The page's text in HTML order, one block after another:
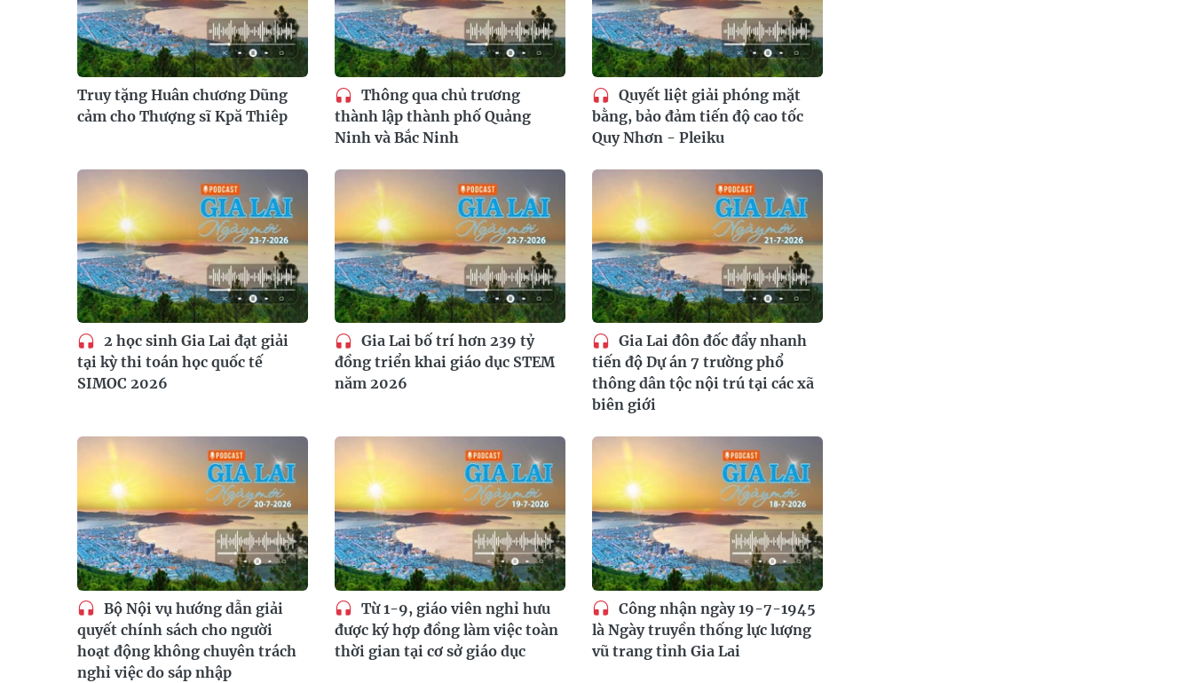
Truy tặng Huân chương Dũng
cảm cho Thượng sĩ Kpă Thiêp
Thông qua chủ trương
thành lập thành phố Quảng
Ninh và Bắc Ninh
Quyết liệt giải phóng mặt
bằng, bảo đảm tiến độ cao tốc
Quy Nhơn - Pleiku
2 học sinh Gia Lai đạt giải
tại kỳ thi toán học quốc tế
SIMOC 2026
Gia Lai bố trí hơn 239 tỷ
đồng triển khai giáo dục STEM
năm 2026
Gia Lai đôn đốc đẩy nhanh
tiến độ Dự án 7 trường phổ
thông dân tộc nội trú tại các xã
biên giới
Bộ Nội vụ hướng dẫn giải
quyết chính sách cho người
hoạt động không chuyên trách
nghỉ việc do sáp nhập
Từ 1-9, giáo viên nghỉ hưu
được ký hợp đồng làm việc toàn
thời gian tại cơ sở giáo dục
Công nhận ngày 19-7-1945
là Ngày truyền thống lực lượng
vũ trang tỉnh Gia Lai